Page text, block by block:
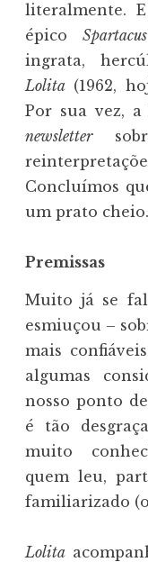
literalmente.
épico Spartacus
ingrata,
Lolita (1962,
Por sua vez, a
newsletter
Concluímos
um prato cheio.
Premissas
Muito já se
esmiuçou –
mais
algumas
nosso ponto
é tão
muito
quem leu,
familiarizado
Lolita